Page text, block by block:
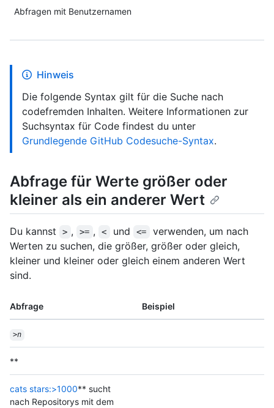
Abfragen mit Benutzernamen
Hinweis
Die folgende Syntax gilt für die Suche nach
codefremden Inhalten. Weitere Informationen zur
Suchsyntax für Code findest du unter
Grundlegende GitHub Codesuche-Syntax.
Abfrage für Werte größer oder
kleiner als ein anderer Wert
Du kannst > , >= , < und <=
verwenden, um nach
Werten zu suchen, die größer, größer oder gleich,
kleiner und kleiner oder gleich einem anderen Wert
sind.
Abfrage Beispiel
>n
**
cats stars:>1000** sucht
nach Repositorys mit dem